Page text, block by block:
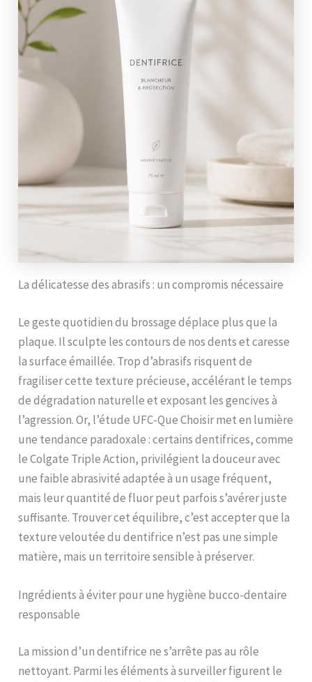
La délicatesse des abrasifs : un compromis nécessaire
Le geste quotidien du brossage déplace plus que la
plaque. Il sculpte les contours de nos dents et caresse
la surface émaillée. Trop d’abrasifs risquent de
fragiliser cette texture précieuse, accélérant le temps
de dégradation naturelle et exposant les gencives à
l’agression. Or, l’étude UFC-Que Choisir met en lumière
une tendance paradoxale : certains dentifrices, comme
le Colgate Triple Action, privilégient la douceur avec
une faible abrasivité adaptée à un usage fréquent,
mais leur quantité de fluor peut parfois s’avérer juste
suffisante. Trouver cet équilibre, c’est accepter que la
texture veloutée du dentifrice n’est pas une simple
matière, mais un territoire sensible à préserver.
Ingrédients à éviter pour une hygiène bucco-dentaire
responsable
La mission d’un dentifrice ne s’arrête pas au rôle
nettoyant. Parmi les éléments à surveiller figurent le